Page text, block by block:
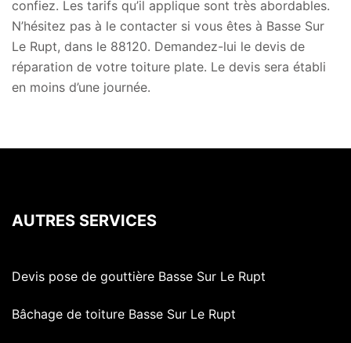
confiez. Les tarifs qu’il applique sont très abordables.
N’hésitez pas à le contacter si vous êtes à Basse Sur
Le Rupt, dans le 88120. Demandez-lui le devis de
réparation de votre toiture plate. Le devis sera établi
en moins d’une journée.
AUTRES SERVICES
Devis pose de gouttière Basse Sur Le Rupt
Bâchage de toiture Basse Sur Le Rupt